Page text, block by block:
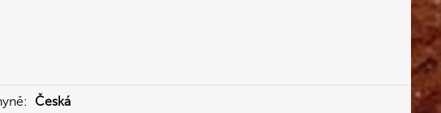
Česká